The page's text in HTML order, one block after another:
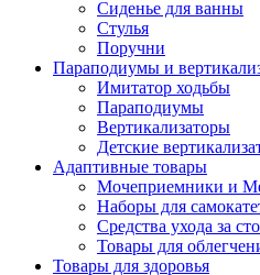
Сиденье для ванны
Стулья
Поручни
Параподиумы и
Имитатор ходьбы
Параподиумы
Вертикализаторы
Детские
Адаптивные товары
Мочеприемники и
Наборы для
Средства ухода за
Товары для
Товары для здоровья